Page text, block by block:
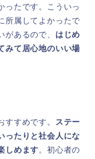
ったです。こういっ
所属してよかったで
があるので、 はじめ
みて居心地のいい場
すすめです。
ステー
ったりと社会人にな
しめます。初心者の